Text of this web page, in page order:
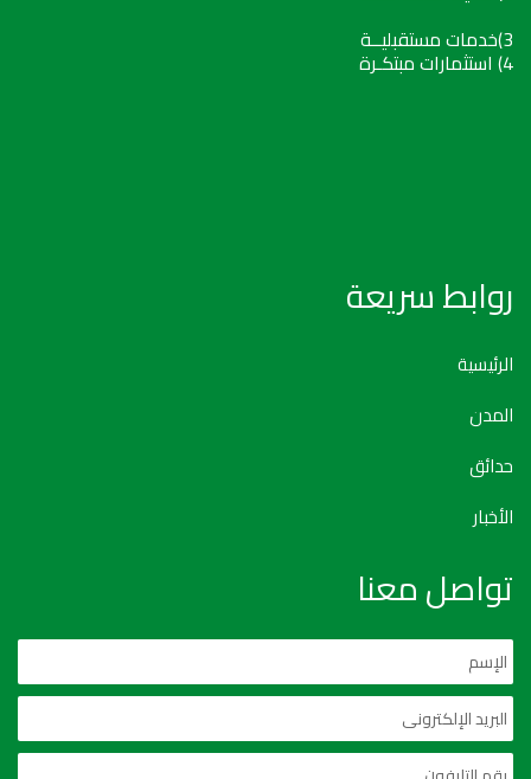
3)خدمات مستقبليــة
4) استثمارات مبتكـرة
روابط سريعة
الرئيسية
المدن
حدائق
الأخبار
تواصل معنا